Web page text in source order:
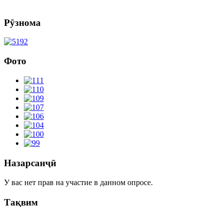
Рӯзнома
Фото
Назарсанҷӣ
У вас нет прав на участие в данном опросе.
Тақвим